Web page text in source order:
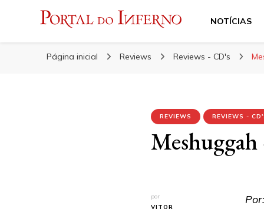
Portal do Inferno
NOTÍCIAS
Página inicial Reviews Reviews - CD's
REVIEWS REVIEWS -
por
VITOR